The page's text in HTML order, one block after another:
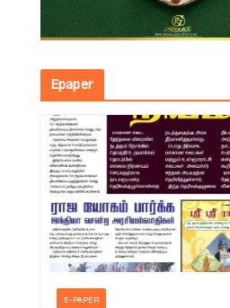
Epaper
E-PAPER